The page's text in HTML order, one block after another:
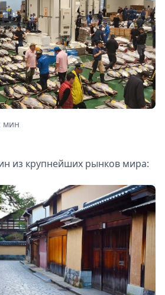
мин
из крупнейших рынков мира: